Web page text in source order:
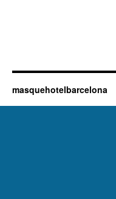
masquehotelbarcelona